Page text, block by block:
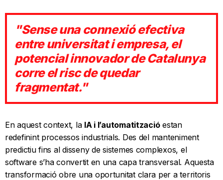
"Sense una connexió efectiva
entre universitat i empresa, el
potencial innovador de Catalunya
corre el risc de quedar
fragmentat."
En aquest context, la IA i l’automatitzacióestan
redefinint processos industrials. Des del manteniment
predictiu fins al disseny de sistemes complexos, el
software s’ha convertit en una capa transversal. Aquesta
transformació obre una oportunitat clara per a territoris